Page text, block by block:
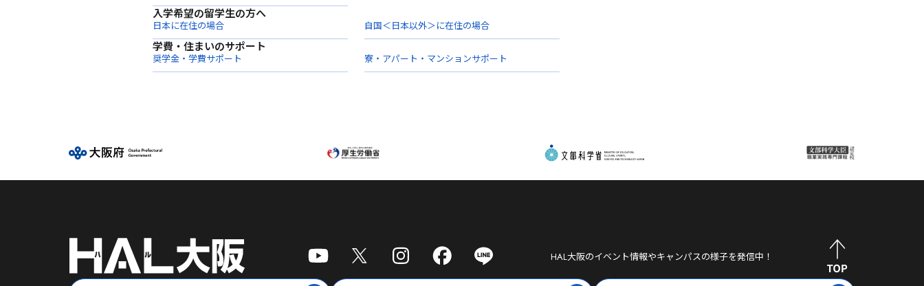
入学希望の留学生の方へ
日本に在住の場合 自国＜日本以外＞に在住の場合
学費・住まいのサポート
奨学金・学費サポート 寮・アパート・マンションサポート
HAL大阪のイベント情報やキャンパスの様子を発信中！